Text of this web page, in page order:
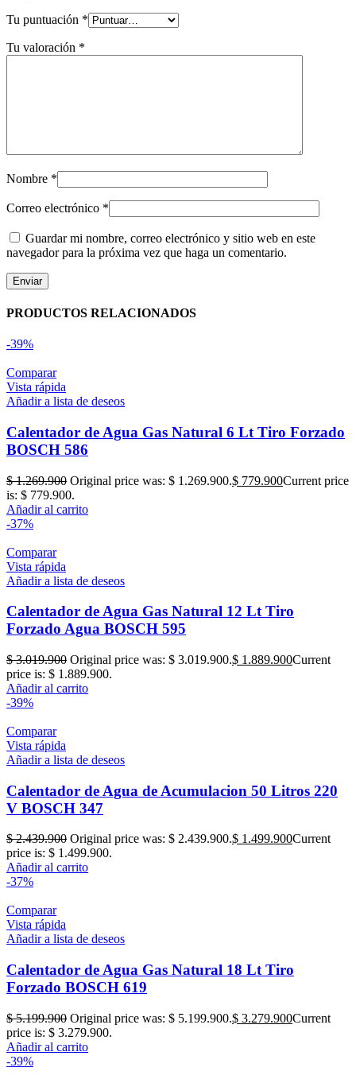
Tu puntuación *
Tu valoración *
Nombre *
Correo electrónico *
Guardar mi nombre, correo electrónico y sitio web en este
navegador para la próxima vez que haga un comentario.
PRODUCTOS RELACIONADOS
-39%
Comparar
Vista rápida
Añadir a lista de deseos
Calentador de Agua Gas Natural 6 Lt Tiro Forzado
BOSCH 586
$1.269.900 Original price was: $ 1.269.900.$ 779.900Current price
is: $ 779.900.
Añadir al carrito
-37%
Comparar
Vista rápida
Añadir a lista de deseos
Calentador de Agua Gas Natural 12 Lt Tiro
Forzado Agua BOSCH 595
$3.019.900 Original price was: $ 3.019.900.$ 1.889.900Current
price is: $ 1.889.900.
Añadir al carrito
-39%
Comparar
Vista rápida
Añadir a lista de deseos
Calentador de Agua de Acumulacion 50 Litros 220
V BOSCH 347
$2.439.900 Original price was: $ 2.439.900.$ 1.499.900Current
price is: $ 1.499.900.
Añadir al carrito
-37%
Comparar
Vista rápida
Añadir a lista de deseos
Calentador de Agua Gas Natural 18 Lt Tiro
Forzado BOSCH 619
$5.199.900 Original price was: $ 5.199.900.$ 3.279.900Current
price is: $ 3.279.900.
Añadir al carrito
-39%